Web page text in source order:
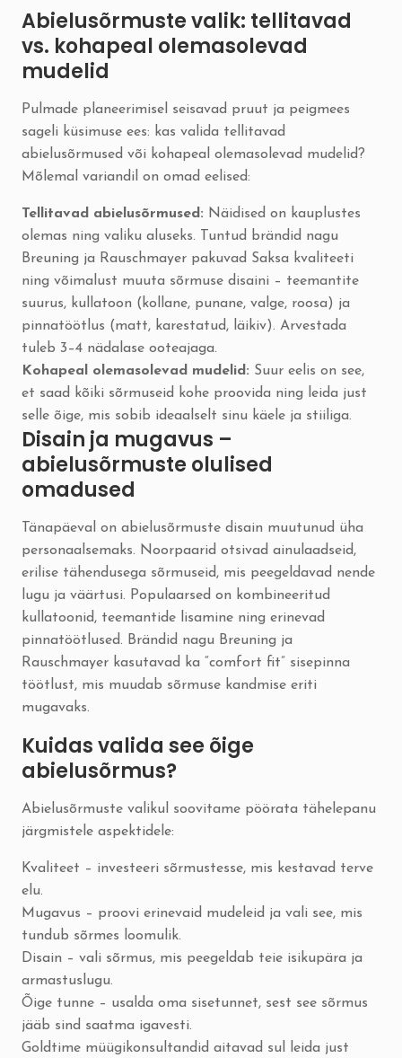
Abielusõrmuste valik: tellitavad
vs. kohapeal olemasolevad
mudelid
Pulmade planeerimisel seisavad pruut ja peigmees
sageli küsimuse ees: kas valida tellitavad
abielusõrmused või kohapeal olemasolevad mudelid?
Mõlemal variandil on omad eelised:
Tellitavad abielusõrmused: Näidised on kauplustes
olemas ning valiku aluseks. Tuntud brändid nagu
Breuning ja Rauschmayer pakuvad Saksa kvaliteeti
ning võimalust muuta sõrmuse disaini – teemantite
suurus, kullatoon (kollane, punane, valge, roosa) ja
pinnatöötlus (matt, karestatud, läikiv). Arvestada
tuleb 3–4 nädalase ooteajaga.
Kohapeal olemasolevad mudelid: Suur eelis on see,
et saad kõiki sõrmuseid kohe proovida ning leida just
selle õige, mis sobib ideaalselt sinu käele ja stiiliga.
Disain ja mugavus –
abielusõrmuste olulised
omadused
Tänapäeval on abielusõrmuste disain muutunud üha
personaalsemaks. Noorpaarid otsivad ainulaadseid,
erilise tähendusega sõrmuseid, mis peegeldavad nende
lugu ja väärtusi. Populaarsed on kombineeritud
kullatoonid, teemantide lisamine ning erinevad
pinnatöötlused. Brändid nagu Breuning ja
Rauschmayer kasutavad ka “comfort fit” sisepinna
töötlust, mis muudab sõrmuse kandmise eriti
mugavaks.
Kuidas valida see õige
abielusõrmus?
Abielusõrmuste valikul soovitame pöörata tähelepanu
järgmistele aspektidele:
Kvaliteet – investeeri sõrmustesse, mis kestavad terve
elu.
Mugavus – proovi erinevaid mudeleid ja vali see, mis
tundub sõrmes loomulik.
Disain – vali sõrmus, mis peegeldab teie isikupära ja
armastuslugu.
Õige tunne – usalda oma sisetunnet, sest see sõrmus
jääb sind saatma igavesti.
Goldtime müügikonsultandid aitavad sul leida just